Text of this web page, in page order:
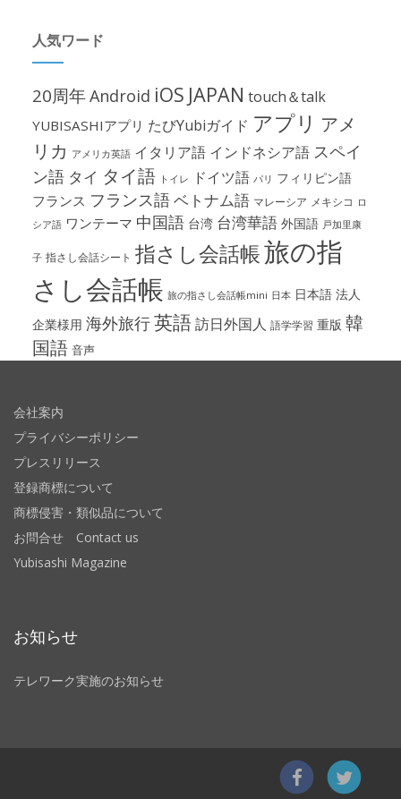
人気ワード
20周年Android iOS JAPAN touch＆talk
YUBISASHIアプリ たびYubiガイド アプリ アメ
リカ アメリカ英語 イタリア語 インドネシア語 スペイ
ン語 タイ タイ語 トイレ ドイツ語 パリ フィリピン語
フランス フランス語ベトナム語 マレーシア メキシコ ロ
シア語 ワンテーマ 中国語 台湾 台湾華語 外国語 戸加里康
子 指さし会話シート 指さし会話帳旅の指
さし会話帳 旅の指さし会話帳mini 日本 日本語 法人
企業様用 海外旅行英語訪日外国人 語学学習 重版 韓
国語 音声
会社案内
プライバシーポリシー
プレスリリース
登録商標について
商標侵害・類似品について
お問合せ Contact us
Yubisashi Magazine
お知らせ
テレワーク実施のお知らせ